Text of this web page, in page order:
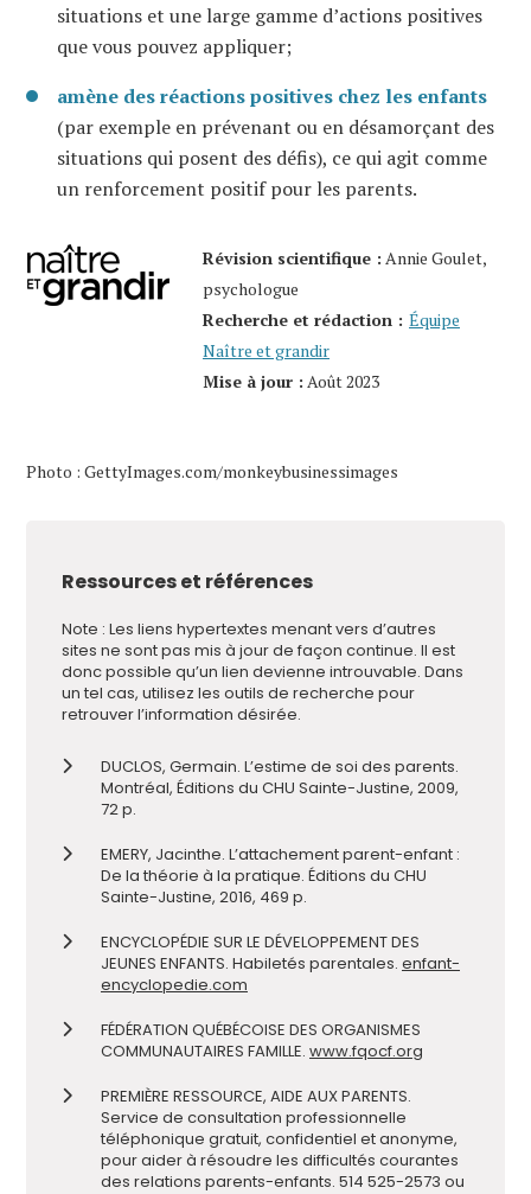
situations et une large gamme d’actions positives
que vous pouvez appliquer;
amène des réactions positives chez les enfants
(par exemple en prévenant ou en désamorçant des
situations qui posent des défis), ce qui agit comme
un renforcement positif pour les parents.
Révision scientifique : Annie Goulet,
psychologue
Recherche et rédaction : Équipe
Naître et grandir
Mise à jour : Août 2023
Photo : GettyImages.com/monkeybusinessimages
Ressources et références
Note : Les liens hypertextes menant vers d’autres
sites ne sont pas mis à jour de façon continue. Il est
donc possible qu’un lien devienne introuvable. Dans
un tel cas, utilisez les outils de recherche pour
retrouver l’information désirée.
DUCLOS, Germain. L’estime de soi des parents.
Montréal, Éditions du CHU Sainte-Justine, 2009,
72 p.
EMERY, Jacinthe. L’attachement parent-enfant :
De la théorie à la pratique. Éditions du CHU
Sainte-Justine, 2016, 469 p.
ENCYCLOPÉDIE SUR LE DÉVELOPPEMENT DES
JEUNES ENFANTS. Habiletés parentales. enfant-
encyclopedie.com
FÉDÉRATION QUÉBÉCOISE DES ORGANISMES
COMMUNAUTAIRES FAMILLE. www.fqocf.org
PREMIÈRE RESSOURCE, AIDE AUX PARENTS.
Service de consultation professionnelle
téléphonique gratuit, confidentiel et anonyme,
pour aider à résoudre les difficultés courantes
des relations parents-enfants. 514 525-2573 ou